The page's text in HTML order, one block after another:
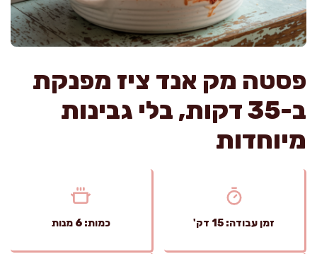
פסטה מק אנד ציז מפנקת
ב-35 דקות, בלי גבינות
מיוחדות
זמן עבודה: 15 דק' כמות: 6 מנות